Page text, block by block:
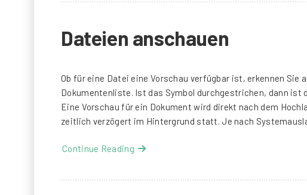
Dateien anschauen
Ob für eine Datei eine Vorschau verfügbar ist, erkennen Sie
Dokumentenliste. Ist das Symbol durchgestrichen, dann ist
Eine Vorschau für ein Dokument wird direkt nach dem
zeitlich verzögert im Hintergrund statt. Je nach
Continue Reading